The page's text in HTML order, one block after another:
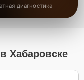
диагностика
Хабаровске